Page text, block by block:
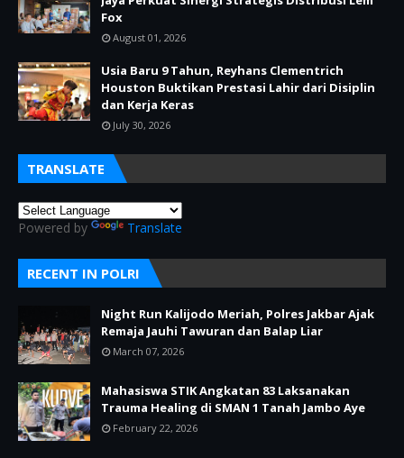
Fox
August 01, 2026
Usia Baru 9 Tahun, Reyhans Clementrich
Houston Buktikan Prestasi Lahir dari Disiplin
dan Kerja Keras
July 30, 2026
TRANSLATE
Powered by Translate
RECENT IN POLRI
Night Run Kalijodo Meriah, Polres Jakbar Ajak
Remaja Jauhi Tawuran dan Balap Liar
March 07, 2026
Mahasiswa STIK Angkatan 83 Laksanakan
Trauma Healing di SMAN 1 Tanah Jambo Aye
February 22, 2026